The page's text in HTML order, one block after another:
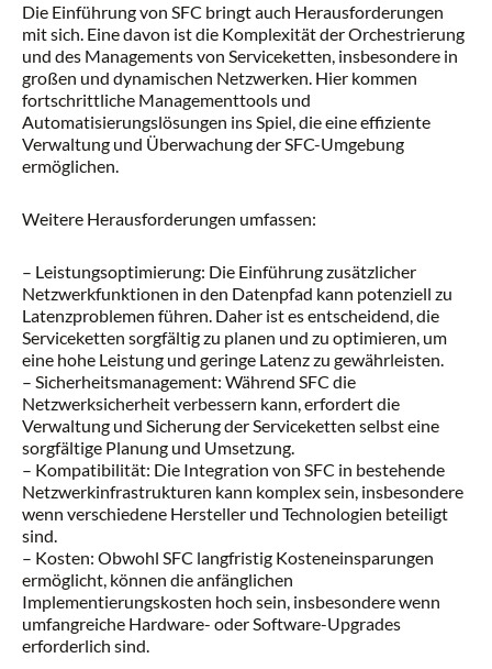
Die Einführung von SFC bringt auch Herausforderungen
mit sich. Eine davon ist die Komplexität der Orchestrierung
und des Managements von Serviceketten, insbesondere in
großen und dynamischen Netzwerken. Hier kommen
fortschrittliche Managementtools und
Automatisierungslösungen ins Spiel, die eine effiziente
Verwaltung und Überwachung der SFC-Umgebung
ermöglichen.
Weitere Herausforderungen umfassen:
– Leistungsoptimierung: Die Einführung zusätzlicher
Netzwerkfunktionen in den Datenpfad kann potenziell zu
Latenzproblemen führen. Daher ist es entscheidend, die
Serviceketten sorgfältig zu planen und zu optimieren, um
eine hohe Leistung und geringe Latenz zu gewährleisten.
– Sicherheitsmanagement: Während SFC die
Netzwerksicherheit verbessern kann, erfordert die
Verwaltung und Sicherung der Serviceketten selbst eine
sorgfältige Planung und Umsetzung.
– Kompatibilität: Die Integration von SFC in bestehende
Netzwerkinfrastrukturen kann komplex sein, insbesondere
wenn verschiedene Hersteller und Technologien beteiligt
sind.
– Kosten: Obwohl SFC langfristig Kosteneinsparungen
ermöglicht, können die anfänglichen
Implementierungskosten hoch sein, insbesondere wenn
umfangreiche Hardware- oder Software-Upgrades
erforderlich sind.